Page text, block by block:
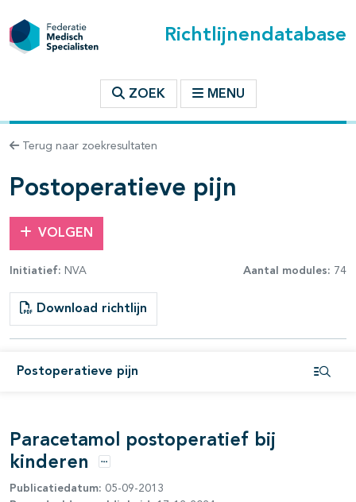
Richtlijnendatabase
ZOEK MENU
Terug naar zoekresultaten
Postoperatieve pijn
VOLGEN
Initiatief: NVA Aantal modules: 74
Download richtlijn
Postoperatieve pijn
binnen deze richtlijn
open- en dichtklappen
open- en dichtklappen
open- en dichtklappen
open- en dichtklappen
open- en dichtklappen
Paracetamol postoperatief bij
kinderen
Opties
Publicatiedatum: 05-09-2013